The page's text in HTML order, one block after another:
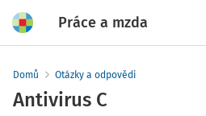
Práce a mzda
Domů Otázky a odpovědi
Antivirus C